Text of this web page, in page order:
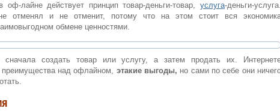
лайне действует принцип товар-деньги-товар, услуга-деньги-услуга.
отменял и не отменит, потому что на этом стоит вся
обмене ценностями.
создать товар или услугу, а затем продать их.
над офлайном, этакие выгоды, но сами по себе они